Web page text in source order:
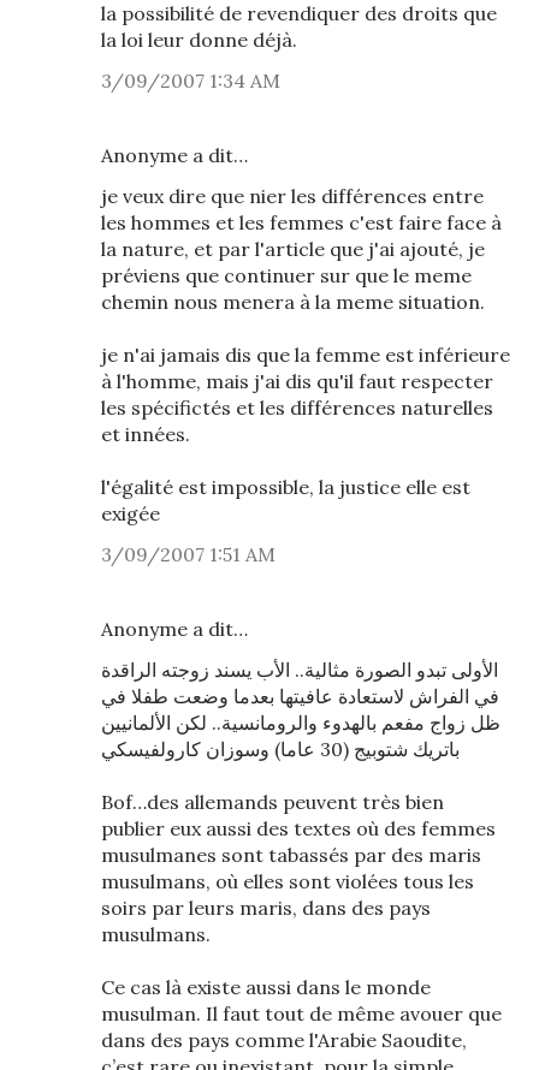
la possibilité de revendiquer des droits que
la loi leur donne déjà.
3/09/2007 1:34 AM
Anonyme a dit…
je veux dire que nier les différences entre
les hommes et les femmes c'est faire face à
la nature, et par l'article que j'ai ajouté, je
préviens que continuer sur que le meme
chemin nous menera à la meme situation.
je n'ai jamais dis que la femme est inférieure
à l'homme, mais j'ai dis qu'il faut respecter
les spécifictés et les différences naturelles
et innées.
l'égalité est impossible, la justice elle est
exigée
3/09/2007 1:51 AM
Anonyme a dit…
الأولى تبدو الصورة مثالية.. الأب يسند زوجته الراقدة
في الفراش لاستعادة عافيتها بعدما وضعت طفلا في
ظل زواج مفعم بالهدوء والرومانسية.. لكن الألمانيين
باتريك شتوبيج (30 عاما) وسوزان كارولفيسكي
Bof…des allemands peuvent très bien
publier eux aussi des textes où des femmes
musulmanes sont tabassés par des maris
musulmans, où elles sont violées tous les
soirs par leurs maris, dans des pays
musulmans.
Ce cas là existe aussi dans le monde
musulman. Il faut tout de même avouer que
dans des pays comme l'Arabie Saoudite,